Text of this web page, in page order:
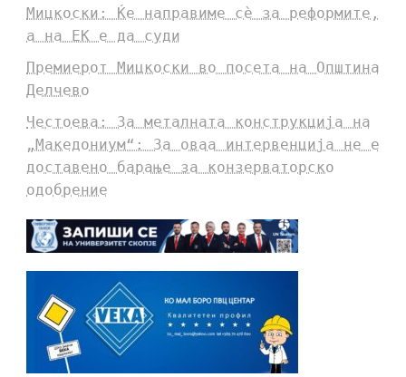
Мицкоски: Ќе направиме сè за реформите,
а на ЕК е да суди
Премиерот Мицкоски во посета на Општина
Делчево
Честоева: За металната конструкција на
„Македониум“: За оваа интервенција не е
доставено барање за конзерваторско
одобрение